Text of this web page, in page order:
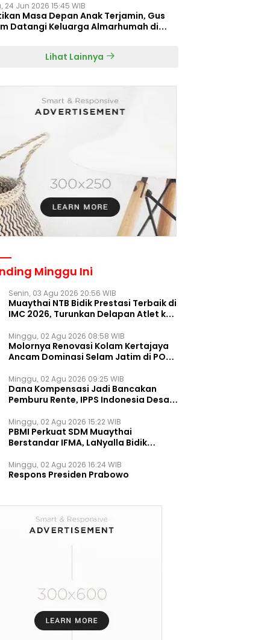
24 Jun 2026 15:45 WIB
Masa Depan Anak Terjamin, Gus
Datangi Keluarga Almarhumah di
Lihat Lainnya
Minggu Ini
Senin, 03 Agu 2026 20:56 WIB
Muaythai NTB Bidik Prestasi Terbaik di
IMC 2026, Turunkan Delapan Atlet ke
Minggu, 02 Agu 2026 08:58 WIB
Molornya Renovasi Kolam Kertajaya
Ancam Dominasi Selam Jatim di PON
Minggu, 02 Agu 2026 09:25 WIB
Dana Kompensasi Jadi Bancakan
Pemburu Rente, IPPS Indonesia Desak
Permanen
Minggu, 02 Agu 2026 15:22 WIB
PBMI Perkuat SDM Muaythai
Berstandar IFMA, LaNyalla Bidik
Minggu, 02 Agu 2026 16:24 WIB
Respons Presiden Prabowo